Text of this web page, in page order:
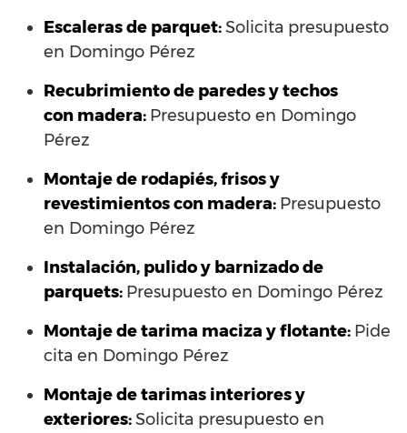
Escaleras de parquet:Solicita presupuesto
en Domingo Pérez
Recubrimiento de paredes y techos
con madera: Presupuesto en Domingo
Pérez
Montaje de rodapiés, frisos y
revestimientos con madera: Presupuesto
en Domingo Pérez
Instalación, pulido y barnizado de
parquets: Presupuesto en Domingo Pérez
Montaje de tarima maciza y flotante: Pide
cita en Domingo Pérez
Montaje de tarimas interiores y
exteriores:Solicita presupuesto en